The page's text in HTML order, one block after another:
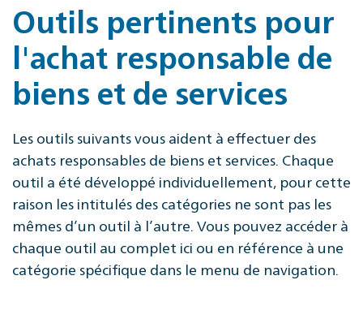
Outils pertinents pour
l'achat responsable de
biens et de services
Les outils suivants vous aident à effectuer des
achats responsables de biens et services. Chaque
outil a été développé individuellement, pour cette
raison les intitulés des catégories ne sont pas les
mêmes d’un outil à l’autre. Vous pouvez accéder à
chaque outil au complet ici ou en référence à une
catégorie spécifique dans le menu de navigation.